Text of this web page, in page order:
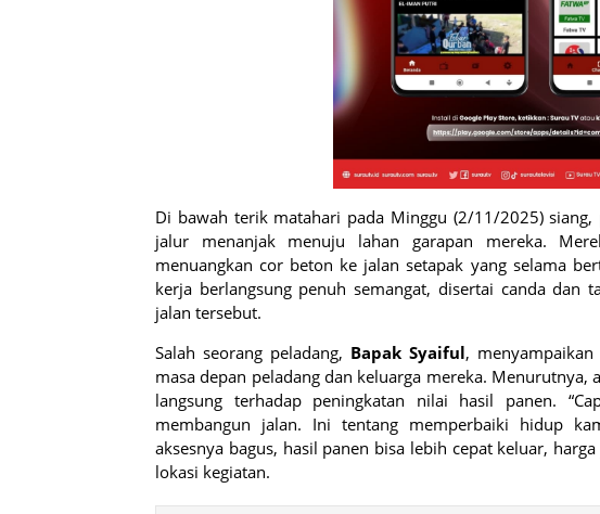
Di bawah terik matahari pada Minggu (2/11/2025)
jalur menanjak menuju lahan garapan mereka.
menuangkan cor beton ke jalan setapak yang selama
kerja berlangsung penuh semangat, disertai canda dan
jalan tersebut.
Salah seorang peladang, Bapak Syaiful,
masa depan peladang dan keluarga mereka. Menurutnya,
langsung terhadap peningkatan nilai hasil panen.
membangun jalan. Ini tentang memperbaiki hidup
aksesnya bagus, hasil panen bisa lebih cepat keluar,
lokasi kegiatan.